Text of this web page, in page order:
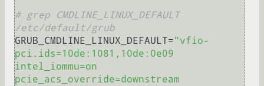
# grep CMDLINE_LINUX_DEFAULT
/etc/default/grub
GRUB_CMDLINE_LINUX_DEFAULT="vfio-
pci.ids=10de:1081,10de:0e09
intel_iommu=on
pcie_acs_override=downstream